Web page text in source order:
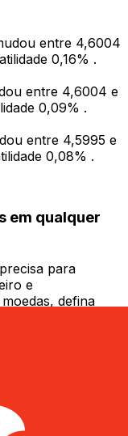
entre 4,6004
0,16% .
entre 4,6004 e
0,09% .
entre 4,5995 e
0,08% .
em qualquer
para
e
defina